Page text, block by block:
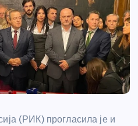
(РИК) прогласила је и